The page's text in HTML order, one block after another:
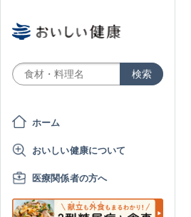
ホーム
おいしい健康について
医療関係者の方へ